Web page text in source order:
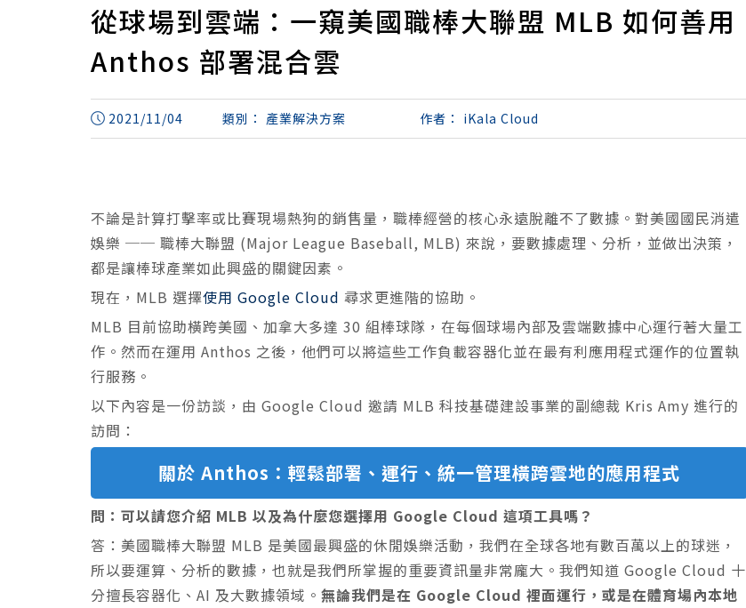
從球場到雲端：一窺美國職棒大聯盟 MLB 如何善用
Anthos 部署混合雲
2021/11/04 類別： 產業解決方案 作者： iKala Cloud
不論是計算打擊率或比賽現場熱狗的銷售量，職棒經營的核心永遠脫離不了數據。對美國國民消遣
娛樂 ── 職棒大聯盟 (Major League Baseball, MLB) 來說，要數據處理、分析，並做出決策，
都是讓棒球產業如此興盛的關鍵因素。
現在，MLB 選擇使用 Google Cloud 尋求更進階的協助。
MLB 目前協助橫跨美國、加拿大多達 30 組棒球隊，在每個球場內部及雲端數據中心運行著大量工
作。然而在運用 Anthos 之後，他們可以將這些工作負載容器化並在最有利應用程式運作的位置執
行服務。
以下內容是一份訪談，由 Google Cloud 邀請 MLB 科技基礎建設事業的副總裁 Kris Amy 進行的
訪問：
關於 Anthos：輕鬆部署、運行、統一管理橫跨雲地的應用程式
問：可以請您介紹 MLB 以及為什麼您選擇用 Google Cloud 這項工具嗎？
答：美國職棒大聯盟 MLB 是美國最興盛的休閒娛樂活動，我們在全球各地有數百萬以上的球迷，
所以要運算、分析的數據，也就是我們所掌握的重要資訊量非常龐大。我們知道 Google Cloud 十
分擅長容器化、AI 及大數據領域。 無論我們是在 Google Cloud 裡面運行，或是在體育場內本地